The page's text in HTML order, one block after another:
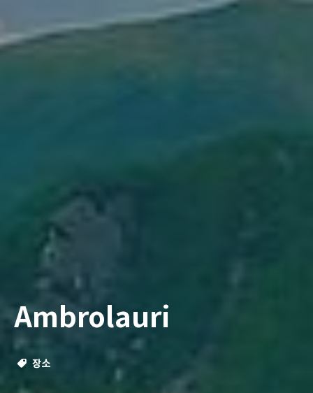
Ambrolauri
장소